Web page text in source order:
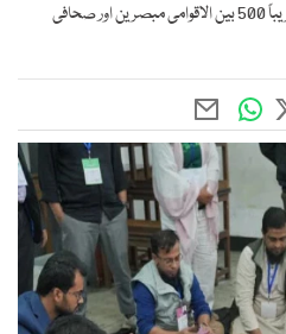
یورپی یونین اور دولتِ مشترکہ سمیت تقریباً 500 بین الاقوامی مبصرین اور صحافی